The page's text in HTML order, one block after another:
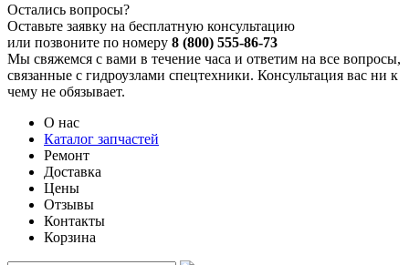
Остались вопросы?
Оставьте заявку на бесплатную консультацию
или позвоните по номеру 8 (800) 555-86-73
Мы свяжемся с вами в течение часа и ответим на все вопросы,
связанные с гидроузлами спецтехники. Консультация вас ни к
чему не обязывает.
О нас
Каталог запчастей
Ремонт
Доставка
Цены
Отзывы
Контакты
Корзина